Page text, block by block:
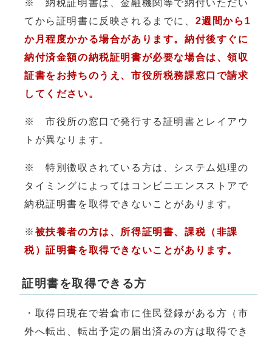
※ 納税証明書は、金融機関等で納付いただい
てから証明書に反映されるまでに、 2週間から1
か月程度かかる場合があります。納付後すぐに
納付済金額の納税証明書が必要な場合は、領収
証書をお持ちのうえ、市役所税務課窓口で請求
してください。
※ 市役所の窓口で発行する証明書とレイアウ
トが異なります。
※ 特別徴収されている方は、システム処理の
タイミングによってはコンビニエンスストアで
納税証明書を取得できないことがあります。
※ 被扶養者の方は、所得証明書、課税（非課
税）証明書を取得できないことがあります。
証明書を取得できる方
・取得日現在で岩倉市に住民登録がある方（市
外へ転出、転出予定の届出済みの方は取得でき